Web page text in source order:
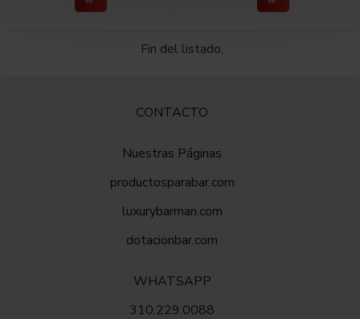
Fin del listado.
CONTACTO
Nuestras Páginas
productosparabar.com
luxurybarman.com
dotacionbar.com
WHATSAPP
310.229.0088